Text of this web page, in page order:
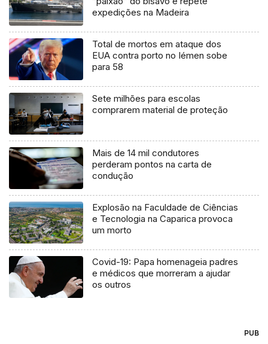
expedições na Madeira
Total de mortos em ataque dos
EUA contra porto no Iémen sobe
para 58
Sete milhões para escolas
comprarem material de proteção
Mais de 14 mil condutores
perderam pontos na carta de
condução
Explosão na Faculdade de Ciências
e Tecnologia na Caparica provoca
um morto
Covid-19: Papa homenageia padres
e médicos que morreram a ajudar
os outros
PUB